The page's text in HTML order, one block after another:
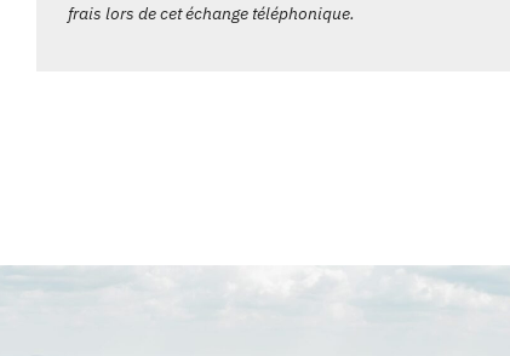
frais lors de cet échange téléphonique.